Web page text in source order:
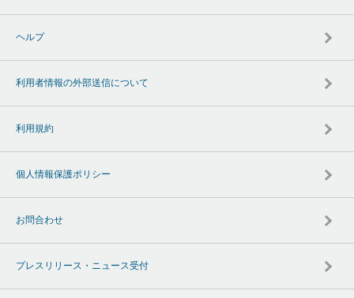
ヘルプ
利用者情報の外部送信について
利用規約
個人情報保護ポリシー
お問合わせ
プレスリリース・ニュース受付